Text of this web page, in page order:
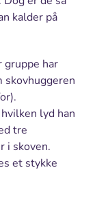
kalder på
har
skovhuggeren
lyd han
tre
i skoven.
et stykke